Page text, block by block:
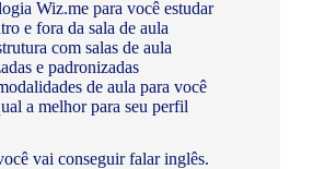
Wiz.me para você estudar
e fora da sala de aula
com salas de aula
e padronizadas
de aula para você
a melhor para seu perfil
vai conseguir falar inglês.